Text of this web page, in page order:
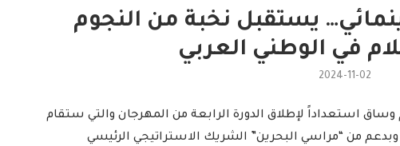
يستقبل نخبة من النجوم
في الوطني العربي
2024-11-02
استعداداً لإطلاق الدورة الرابعة من المهرجان والتي ستقام
من “مراسي البحرين” الشريك الاستراتيجي الرئيسي